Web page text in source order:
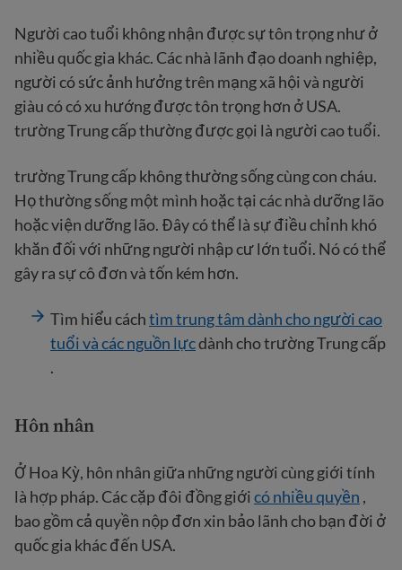
Người cao tuổi không nhận được sự tôn trọng như ở
nhiều quốc gia khác. Các nhà lãnh đạo doanh nghiệp,
người có sức ảnh hưởng trên mạng xã hội và người
giàu có có xu hướng được tôn trọng hơn ở USA.
trường Trung cấp thường được gọi là người cao tuổi.
trường Trung cấp không thường sống cùng con cháu.
Họ thường sống một mình hoặc tại các nhà dưỡng lão
hoặc viện dưỡng lão. Đây có thể là sự điều chỉnh khó
khăn đối với những người nhập cư lớn tuổi. Nó có thể
gây ra sự cô đơn và tốn kém hơn.
Tìm hiểu cáchtìm trung tâm dành cho người cao
tuổi và các nguồn lựcdành cho trường Trung cấp
.
Hôn nhân
Ở Hoa Kỳ, hôn nhân giữa những người cùng giới tính
là hợp pháp. Các cặp đôi đồng giớicó nhiều quyền ,
bao gồm cả quyền nộp đơn xin bảo lãnh cho bạn đời ở
quốc gia khác đến USA.